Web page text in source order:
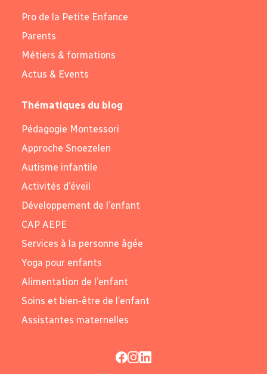
Pro de la Petite Enfance
Parents
Métiers & formations
Actus & Events
Thématiques du blog
Pédagogie Montessori
Approche Snoezelen
Autisme infantile
Activités d’éveil
Développement de l’enfant
CAP AEPE
Services à la personne âgée
Yoga pour enfants
Alimentation de l’enfant
Soins et bien-être de l’enfant
Assistantes maternelles